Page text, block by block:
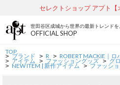
セレクトショップ アプト【
世田谷区成城から世界の最新トレンドを
OFFICIAL SHOP
TOP
> ブランド > R > ROBERT MACKIE｜
> アイテム > ファッショングッズ > グ
> NEW ITEM | 新作アイテム > ファッシ